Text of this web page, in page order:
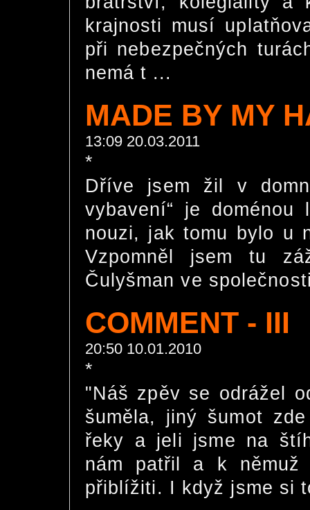
krajnosti musí
při nebezpečných
nemá t ...
MADE BY MY
13:09 20.03.2011
*
Dříve jsem žil v
vybavení“ je
nouzi, jak tomu bylo u
Vzpomněl jsem tu
Čulyšman ve
COMMENT - III
20:50 10.01.2010
*
"Náš zpěv se odrážel
šuměla, jiný šumot
řeky a jeli jsme na
nám patřil a k němuž
přiblížiti. I když jsme si